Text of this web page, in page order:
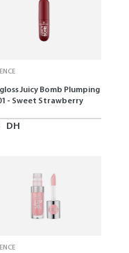
Juicy Bomb Plumping
- Sweet Strawberry
DH